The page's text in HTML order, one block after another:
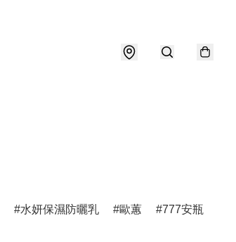
水妍保濕防曬乳 歐蕙 777安瓶